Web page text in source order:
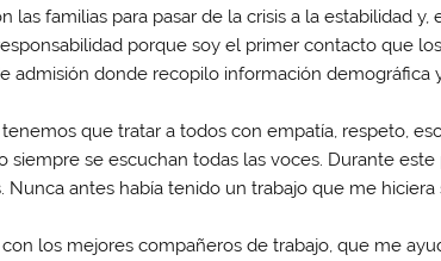
las familias para pasar de la crisis a la estabilidad
porque soy el primer contacto que
admisión donde recopilo información demográfica
que tratar a todos con empatía, respeto,
siempre se escuchan todas las voces. Durante
Nunca antes había tenido un trabajo que me
los mejores compañeros de trabajo, que me